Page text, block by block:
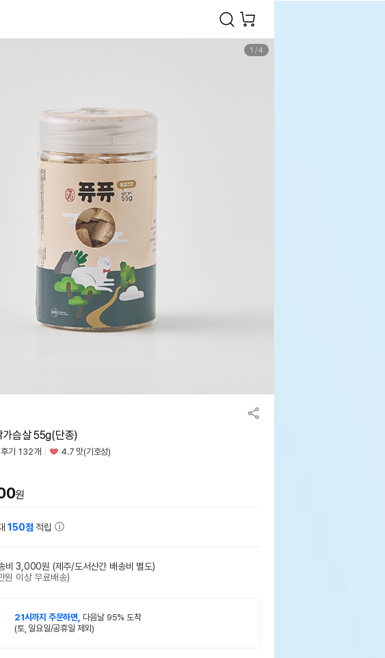
1 /4
가슴살 55g(단종)
후기 132개 4.7 맛(기호성)
원
150점 적립
비 3,000원 (제주/도서산간 배송비 별도)
원 이상 무료배송)
21시까지 주문하면, 다음날 95% 도착
(토, 일요일/공휴일 제외)